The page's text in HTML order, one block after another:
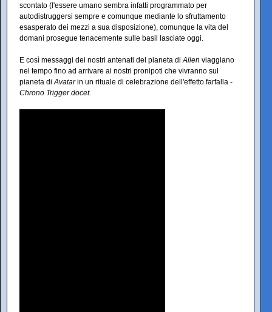
scontato (l'essere umano sembra infatti programmato per
autodistruggersi sempre e comunque mediante lo sfruttamento
esasperato dei mezzi a sua disposizione), comunque la vita del
domani prosegue tenacemente sulle basil lasciate oggi.
E così messaggi dei nostri antenati del pianeta di Alien viaggiano
nel tempo fino ad arrivare ai nostri pronipoti che vivranno sul
pianeta di Avatarin un rituale di celebrazione dell'effetto farfalla -
Chrono Trigger docet.